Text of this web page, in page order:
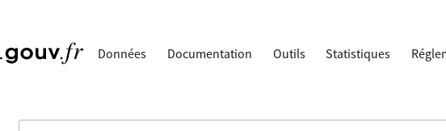
Données Documentation Outils Statistiques